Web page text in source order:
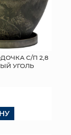
С/П 2,8
УГОЛЬ